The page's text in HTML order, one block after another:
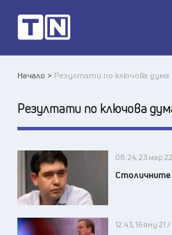
Начало > Резултати по ключова дума
Резултати по ключова
08:24, 23 мар
Столичните
12:43, 16 яну 21